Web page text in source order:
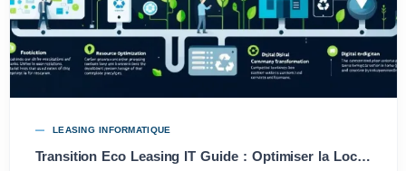
LEASING INFORMATIQUE
Transition Eco Leasing IT Guide : Optimiser la Location Informatique pour un Avenir Durable